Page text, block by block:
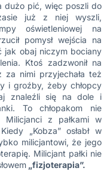
dużo pić, więc poszli do
już z niej wyszli,
oświetleniowej na
pomysł wejścia na
jak obaj niczym bociany
Ktoś zadzwonił na
nimi przyjechała też
i groźby, żeby chłopcy
znaleźli się na dole i
To chłopakom nie
Milicjanci z pałkami w
„Kobza” osłabł w
milicjantowi, że jego
Milicjant pałki nie
„fizjoterapia”.